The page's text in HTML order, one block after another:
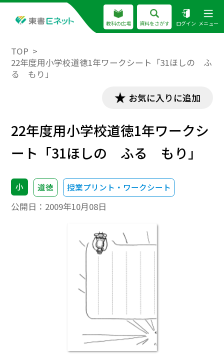
教科の広場 資料をさがす ログイン メニュー
TOP
22年度用小学校道徳1年ワークシート「31ほしの ふ
る もり」
お気に入りに追加
22年度用小学校道徳1年ワークシ
ート「31ほしの ふる もり」
小 道徳 授業プリント・ワークシート
公開日： 2009年10月08日